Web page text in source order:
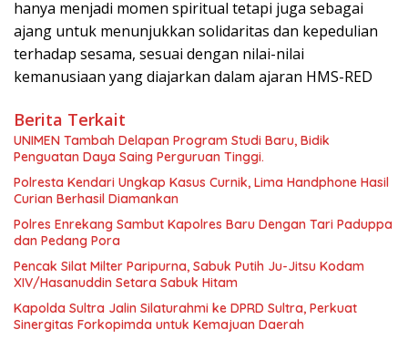
hanya menjadi momen spiritual tetapi juga sebagai
ajang untuk menunjukkan solidaritas dan kepedulian
terhadap sesama, sesuai dengan nilai-nilai
kemanusiaan yang diajarkan dalam ajaran HMS-RED
Berita Terkait
UNIMEN Tambah Delapan Program Studi Baru, Bidik
Penguatan Daya Saing Perguruan Tinggi.
Polresta Kendari Ungkap Kasus Curnik, Lima Handphone Hasil
Curian Berhasil Diamankan
Polres Enrekang Sambut Kapolres Baru Dengan Tari Paduppa
dan Pedang Pora
Pencak Silat Milter Paripurna, Sabuk Putih Ju-Jitsu Kodam
XIV/Hasanuddin Setara Sabuk Hitam
Kapolda Sultra Jalin Silaturahmi ke DPRD Sultra, Perkuat
Sinergitas Forkopimda untuk Kemajuan Daerah